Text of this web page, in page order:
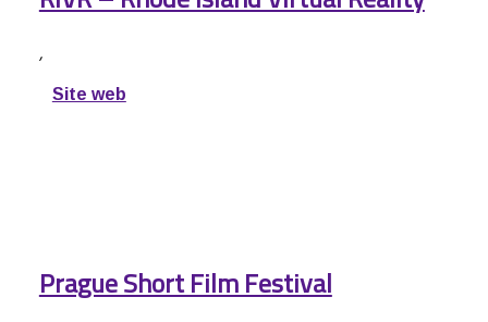
,
Site web
Prague Short Film Festival